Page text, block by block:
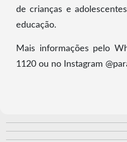
de crianças e
educação.
Mais informações pelo
1120 ou no Instagram